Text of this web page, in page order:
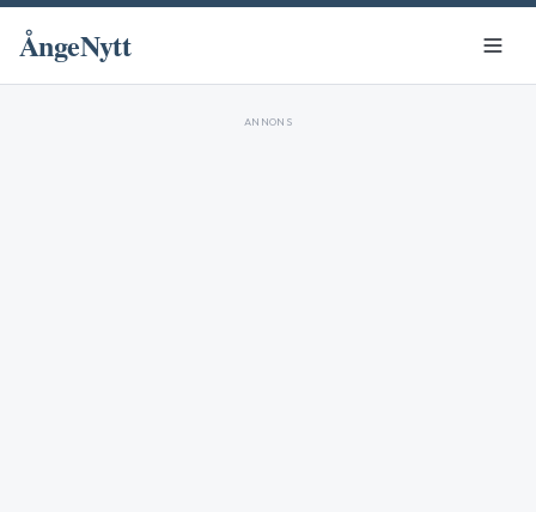
ÅngeNytt
ANNONS